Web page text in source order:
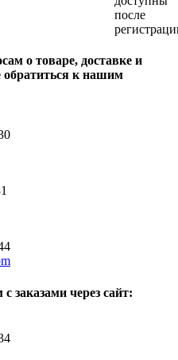
после
о товаре, доставке и
к нашим
заказами через сайт: